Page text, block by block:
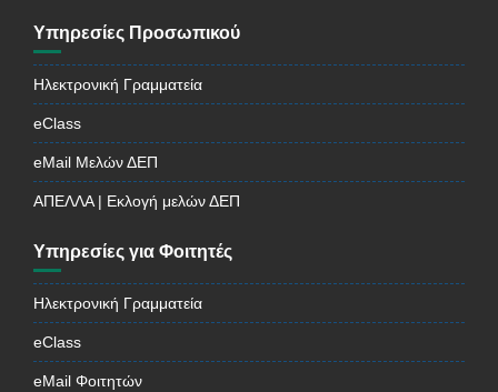
Υπηρεσίες Προσωπικού
Ηλεκτρονική Γραμματεία
eClass
eMail Μελών ΔΕΠ
ΑΠΕΛΛΑ | Εκλογή μελών ΔΕΠ
Υπηρεσίες για Φοιτητές
Ηλεκτρονική Γραμματεία
eClass
eMail Φοιτητών